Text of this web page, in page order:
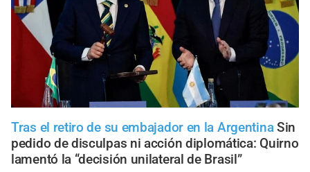
Tras el retiro de su embajador en la Argentina Sin
pedido de disculpas ni acción diplomática: Quirno
lamentó la “decisión unilateral de Brasil”